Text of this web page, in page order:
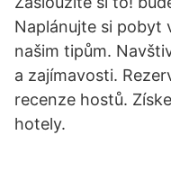
Naplánujte si pobyt
našim tipům.
a zajímavosti.
recenze hostů.
hotely.